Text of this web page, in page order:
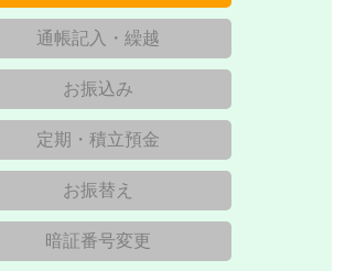
通帳記入・繰越
お振込み
定期・積立預金
お振替え
暗証番号変更